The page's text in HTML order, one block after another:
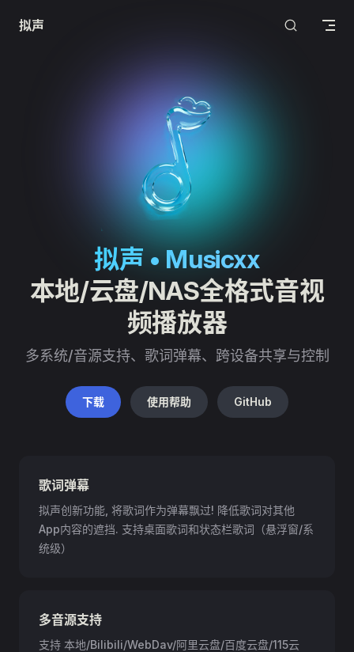
Skip to content
拟声
拟声 • Musicxx
本地/云盘/NAS全格式音视
频播放器
多系统/音源支持、歌词弹幕、跨设备共享与控制
下载 使用帮助 GitHub
歌词弹幕
拟声创新功能, 将歌词作为弹幕飘过! 降低歌词对其他
App内容的遮挡. 支持桌面歌词和状态栏歌词（悬浮窗/系
统级）
多音源支持
支持 本地/Bilibili/WebDav/阿里云盘/百度云盘/115云